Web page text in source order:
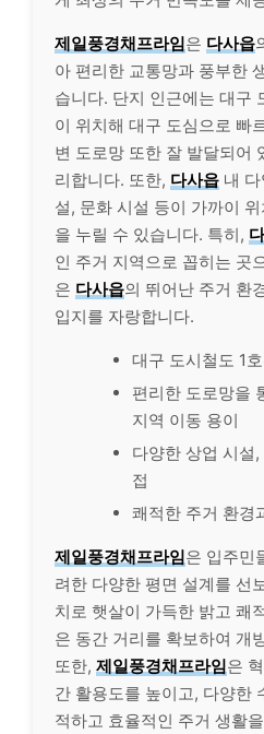
제일풍경채프라임은 다사읍
아 편리한 교통망과 풍부한
습니다. 단지 인근에는 대구
이 위치해 대구 도심으로 빠
변 도로망 또한 잘 발달되어
리합니다. 또한, 다사읍 내
설, 문화 시설 등이 가까이
을 누릴 수 있습니다. 특히,
인 주거 지역으로 꼽히는 곳
은 다사읍의 뛰어난 주거 환
입지를 자랑합니다.
대구 도시철도 1
편리한 도로망을
지역 이동 용이
다양한 상업 시설
접
쾌적한 주거 환경
제일풍경채프라임은 입주민
려한 다양한 평면 설계를 선
치로 햇살이 가득한 밝고 쾌
은 동간 거리를 확보하여 개
또한, 제일풍경채프라임은
간 활용도를 높이고, 다양한
적하고 효율적인 주거 생활